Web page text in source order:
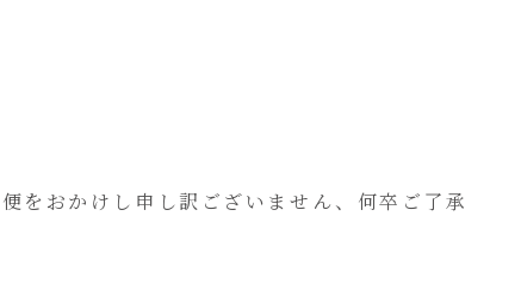
おかけし申し訳ございません、何卒ご了承